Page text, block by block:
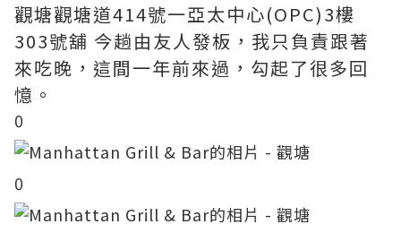
觀塘觀塘道414號一亞太中心(OPC)3樓
303號舖 今趟由友人發板，我只負責跟著
來吃晚，這間一年前來過，勾起了很多回
憶。
0
0